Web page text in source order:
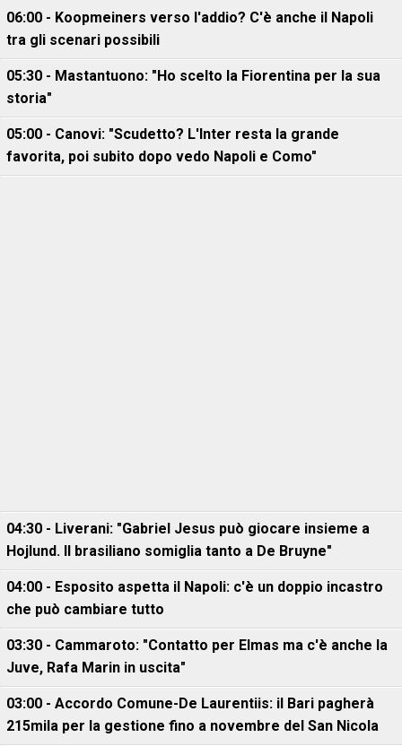
06:00 - Koopmeiners verso l'addio? C'è anche il Napoli
tra gli scenari possibili
05:30 - Mastantuono: "Ho scelto la Fiorentina per la sua
storia"
05:00 - Canovi: "Scudetto? L'Inter resta la grande
favorita, poi subito dopo vedo Napoli e Como"
04:30 - Liverani: "Gabriel Jesus può giocare insieme a
Hojlund. Il brasiliano somiglia tanto a De Bruyne"
04:00 - Esposito aspetta il Napoli: c'è un doppio incastro
che può cambiare tutto
03:30 - Cammaroto: "Contatto per Elmas ma c'è anche la
Juve, Rafa Marin in uscita"
03:00 - Accordo Comune-De Laurentiis: il Bari pagherà
215mila per la gestione fino a novembre del San Nicola